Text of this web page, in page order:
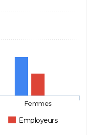
Employeurs
Femmes